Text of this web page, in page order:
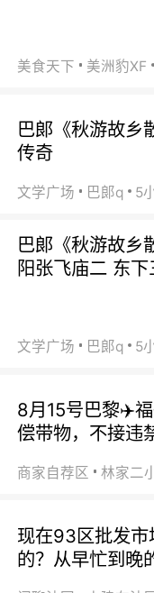
美食天下 美洲豹XF
巴郞《秋游故乡
传奇
文学广场 巴郞q 5
巴郞《秋游故乡
阳张飞庙二 东下
文学广场 巴郞q 5
8月15号巴黎✈️
偿带物，不接违
商家自荐区 林家二
现在93区批发市
的？从早忙到晚